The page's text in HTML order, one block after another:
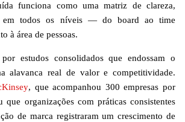
funciona como uma matriz de clareza,
em todos os níveis — do board ao time
à área de pessoas.
estudos consolidados que endossam o
alavanca real de valor e competitividade.
, que acompanhou 300 empresas por
que organizações com práticas consistentes
de marca registraram um crescimento de